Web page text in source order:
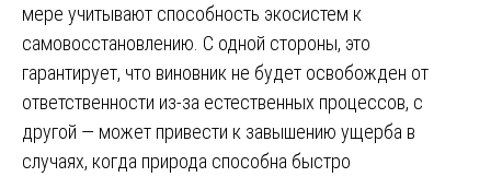
мере учитывают способность экосистем к
самовосстановлению. С одной стороны, это
гарантирует, что виновник не будет освобожден от
ответственности из-за естественных процессов, с
другой — может привести к завышению ущерба в
случаях, когда природа способна быстро